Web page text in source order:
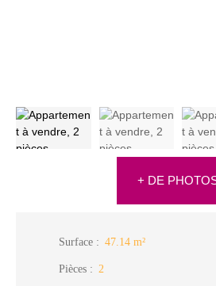
+ DE
Surface : 47.14 m²
Pièces : 2